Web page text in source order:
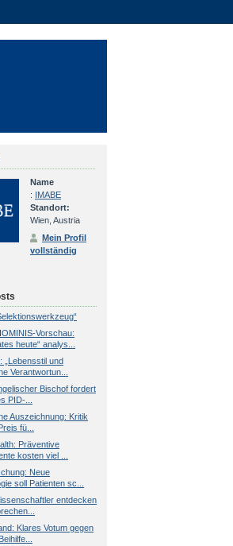
Name
:
IMABE
Standort:
Wien, Austria
Mein Profil
vollständig
Vorschau:
heute“ analys...
„Lebensstil und
Verantwortun...
Bischof fordert
PID-...
Auszeichnung: Kritik
fü...
Präventive
kosten viel ...
Neue
soll Patienten sc...
entdecken
Klares Votum gegen